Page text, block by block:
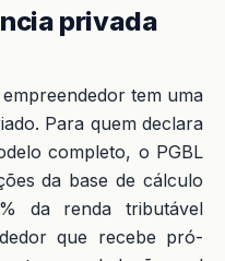
privada
tem uma
Para quem declara
completo, o PGBL
da base de cálculo
da renda tributável
que recebe pró-